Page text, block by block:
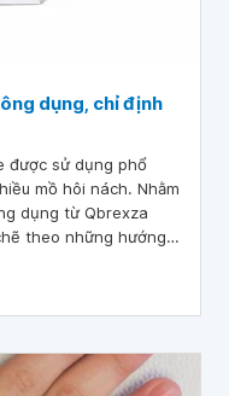
dụng, chỉ định
được sử dụng phổ
mồ hôi nách. Nhằm
dụng từ Qbrexza
theo những hướng